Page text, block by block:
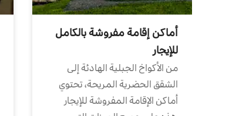
أماكن إقامة مفروشة بالكامل
للإيجار
من الأكواخ الجبلية الهادئة إلى
الشقق الحضرية المريحة، تحتوي
أماكن الإقامة المفروشة للإيجار